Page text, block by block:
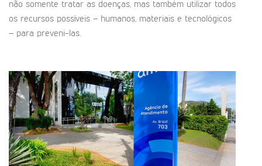
não somente tratar as doenças, mas também utilizar todos
os recursos possíveis – humanos, materiais e tecnológicos
– para preveni-las.